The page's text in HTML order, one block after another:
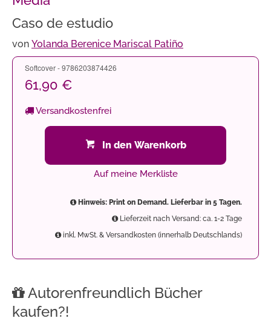
Caso de estudio
von Yolanda Berenice Mariscal Patiño
Softcover - 9786203874426
61,90 €
Versandkostenfrei
In den Warenkorb
Auf meine Merkliste
Hinweis: Print on Demand. Lieferbar in 5 Tagen.
Lieferzeit nach Versand: ca. 1-2 Tage
inkl. MwSt. & Versandkosten (innerhalb Deutschlands)
Autorenfreundlich Bücher
kaufen?!